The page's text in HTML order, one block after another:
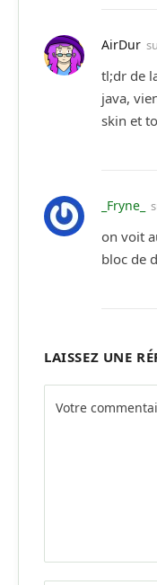
AirDur
tl;dr de
java,
skin et
_Fryne_
on voit
bloc de
LAISSEZ UNE